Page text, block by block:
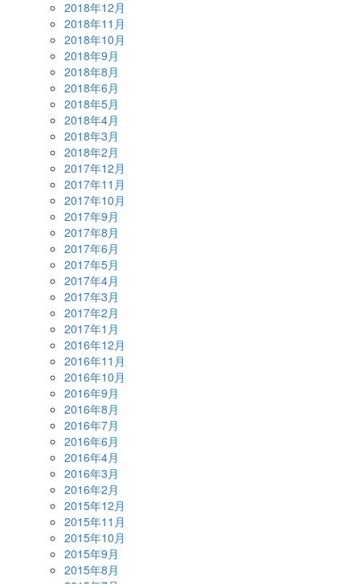
2018年12月
2018年11月
2018年10月
2018年9月
2018年8月
2018年6月
2018年5月
2018年4月
2018年3月
2018年2月
2017年12月
2017年11月
2017年10月
2017年9月
2017年8月
2017年6月
2017年5月
2017年4月
2017年3月
2017年2月
2017年1月
2016年12月
2016年11月
2016年10月
2016年9月
2016年8月
2016年7月
2016年6月
2016年4月
2016年3月
2016年2月
2015年12月
2015年11月
2015年10月
2015年9月
2015年8月